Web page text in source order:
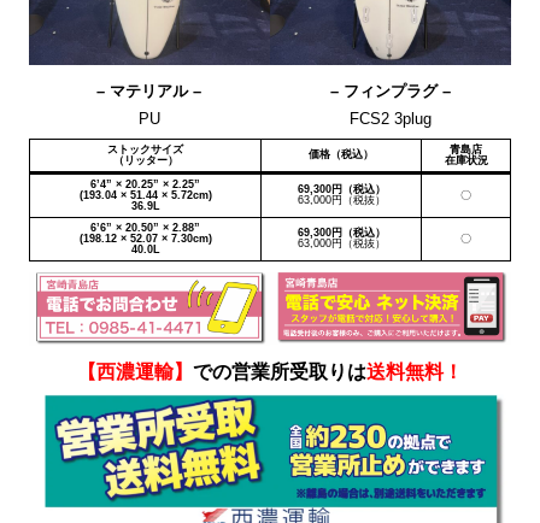
– マテリアル –
PU
– フィンプラグ –
FCS2 3plug
ストックサイズ
（リッター）
価格（税込）
青島店
在庫状況
6’4” × 20.25” × 2.25”
(193.04 × 51.44 × 5.72cm)
36.9L
69,300円（税込）
63,000円（税抜）
〇
6’6” × 20.50” × 2.88”
(198.12 × 52.07 × 7.30cm)
40.0L
69,300円（税込）
63,000円（税抜）
〇
【西濃運輸】 での営業所受取りは送料無料！